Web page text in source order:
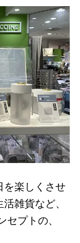
を楽しくさせ
雑貨など、
セプトの、